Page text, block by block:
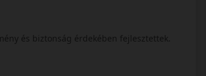
és biztonság érdekében fejlesztettek.